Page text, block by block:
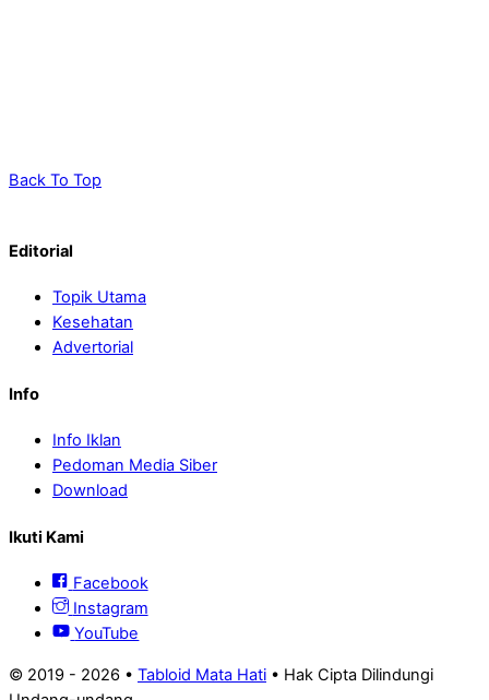
Back To Top
Editorial
Topik Utama
Kesehatan
Advertorial
Info
Info Iklan
Pedoman Media Siber
Download
Ikuti Kami
Facebook
Instagram
YouTube
© 2019 - 2026 • Tabloid Mata Hati • Hak Cipta Dilindungi